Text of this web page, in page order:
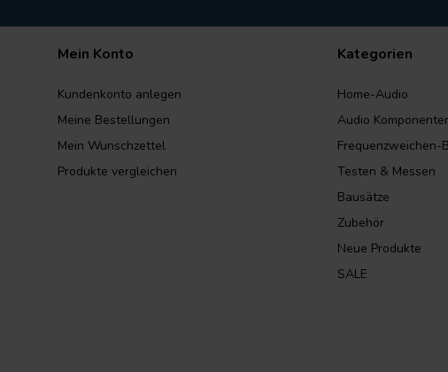
Mein Konto
Kundenkonto anlegen
Meine Bestellungen
Mein Wunschzettel
Produkte vergleichen
Kategorien
Home-Audio
Audio
Frequenzweichen-
Testen & Messen
Bausätze
Zubehör
Neue Produkte
SALE